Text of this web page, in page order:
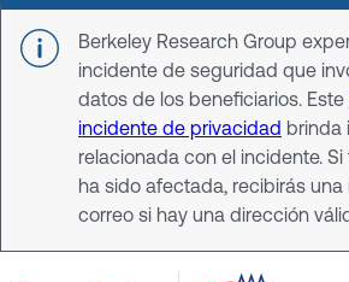
Skip to main content
Berkeley Research Group
incidente de seguridad que
datos de los beneficiarios. Este
incidente de privacidad brinda
relacionada con el incidente.
ha sido afectada, recibirás
correo si hay una dirección